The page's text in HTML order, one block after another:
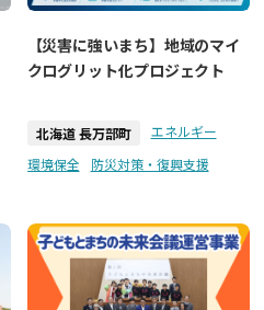
【災害に強いまち】地域のマイ
クログリット化プロジェクト
北海道 長万部町
エネルギー
環境保全
防災対策・復興支援